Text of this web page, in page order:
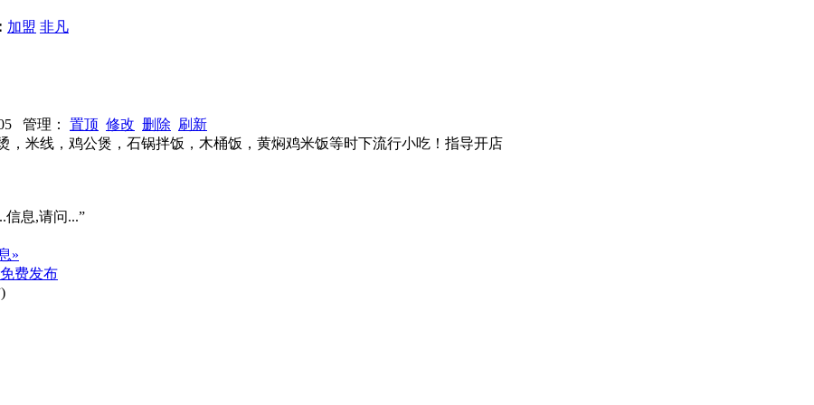
加盟 非凡
管理： 置顶 修改 删除 刷新
米线，鸡公煲，石锅拌饭，木桶饭，黄焖鸡米饭等时下流行小吃！指导开店
息,请问...”
»
费发布